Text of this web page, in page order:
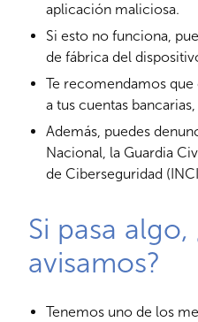
aplicación maliciosa.
Si esto no funciona,
de fábrica del
Te recomendamos
a tus cuentas
Además, puedes
Nacional, la Guardia
de Ciberseguridad
Si pasa
avisamos?
Tenemos uno de los